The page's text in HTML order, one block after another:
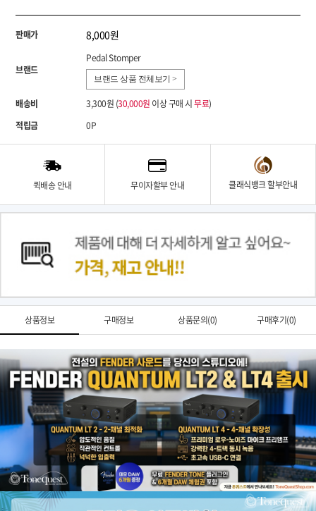
판매가 8,000원
브랜드
Pedal Stomper
브랜드 상품 전체보기 >
배송비 3,300원 (30,000원 이상 구매 시무료)
적립금
0P
퀵배송 안내 무이자할부 안내 클래식뱅크 할부안내
상품정보 구매정보 상품문의(0) 구매후기(0)